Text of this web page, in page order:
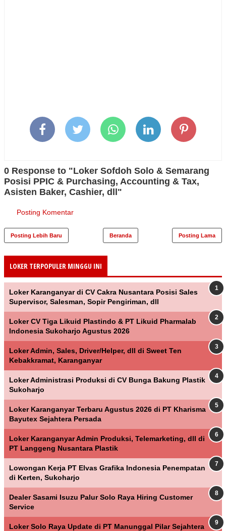
0 Response to "Loker Sofdoh Solo & Semarang
Posisi PPIC & Purchasing, Accounting & Tax,
Asisten Baker, Cashier, dll"
Posting Komentar
Posting Lebih Baru Posting Lama
Beranda
LOKER TERPOPULER MINGGU INI
Loker Karanganyar di CV Cakra Nusantara Posisi Sales
Supervisor, Salesman, Sopir Pengiriman, dll
Loker CV Tiga Likuid Plastindo & PT Likuid Pharmalab
Indonesia Sukoharjo Agustus 2026
Loker Admin, Sales, Driver/Helper, dll di Sweet Ten
Kebakkramat, Karanganyar
Loker Administrasi Produksi di CV Bunga Bakung Plastik
Sukoharjo
Loker Karanganyar Terbaru Agustus 2026 di PT Kharisma
Bayutex Sejahtera Persada
Loker Karanganyar Admin Produksi, Telemarketing, dll di
PT Langgeng Nusantara Plastik
Lowongan Kerja PT Elvas Grafika Indonesia Penempatan
di Kerten, Sukoharjo
Dealer Sasami Isuzu Palur Solo Raya Hiring Customer
Service
Loker Solo Raya Update di PT Manunggal Pilar Sejahtera